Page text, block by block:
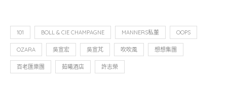
101 BOLL & CIE CHAMPAGNE MANNERS私董 OOPS
OZARA 吳宣宏 吳宣芃 吹吹風 想想集團
百老匯樂團 茹曦酒店 許志榮